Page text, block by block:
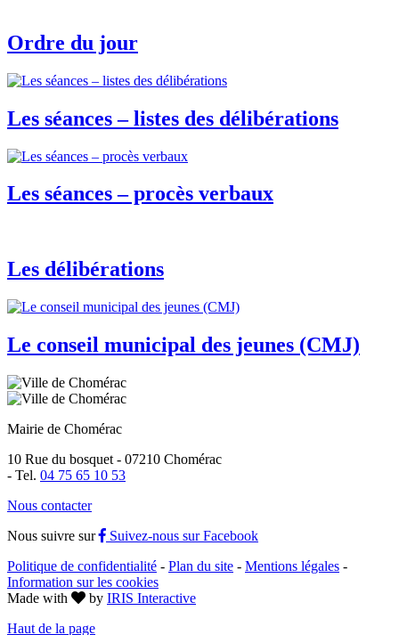
Ordre du jour
Les séances – listes des délibérations
Les séances – procès verbaux
Les délibérations
Le conseil municipal des jeunes (CMJ)
Mairie de Chomérac
10 Rue du bosquet - 07210 Chomérac
- Tel. 04 75 65 10 53
Nous contacter
Nous suivre sur
Suivez-nous sur Facebook
Politique de confidentialité - Plan du site - Mentions légales -
Information sur les cookies
Made with
by IRIS Interactive
Haut de la page